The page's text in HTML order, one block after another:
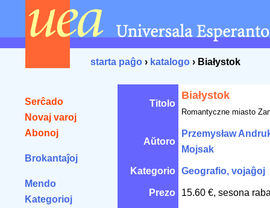
starta paĝo › katalogo › Białystok
Serĉado
Novaj varoj
Abonoj
Brokantaĵoj
Mendo
Kategorioj
Titolo
Białystok
Romantyczne miasto
Aŭtoro
Przemysław
Mojsak
Kategorio Geografio, vojaĝoj
Prezo 15.60 €, sesona